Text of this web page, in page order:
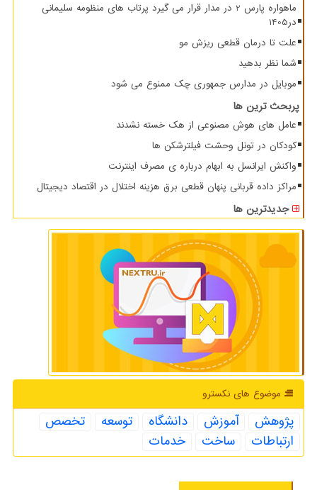
ماهواره پارس 2 در مدار قرار می گیرد پرتاب های منظومه سلیمانی
در1405
علت تا درمان قطعی ریزش مو
شما نظر بدهید
موبایل در مدارس جمهوری چک ممنوع می شود
پربحث ترین ها
عامل های هوش مصنوعی از هک خسته نشدند
کودکان در تونل وحشت فیلترشکن ها
واکنش ایرانسل به ابهام درباره ی مصرف اینترنت
مراکز داده قربانی پنهان قطعی برق هزینه اختلال در اقتصاد دیجیتال
جدیدترین ها
موضوع های نكسترو
پژوهش آموزش دانشگاه توسعه
تخصص
ارتباطات
ساخت خدمات